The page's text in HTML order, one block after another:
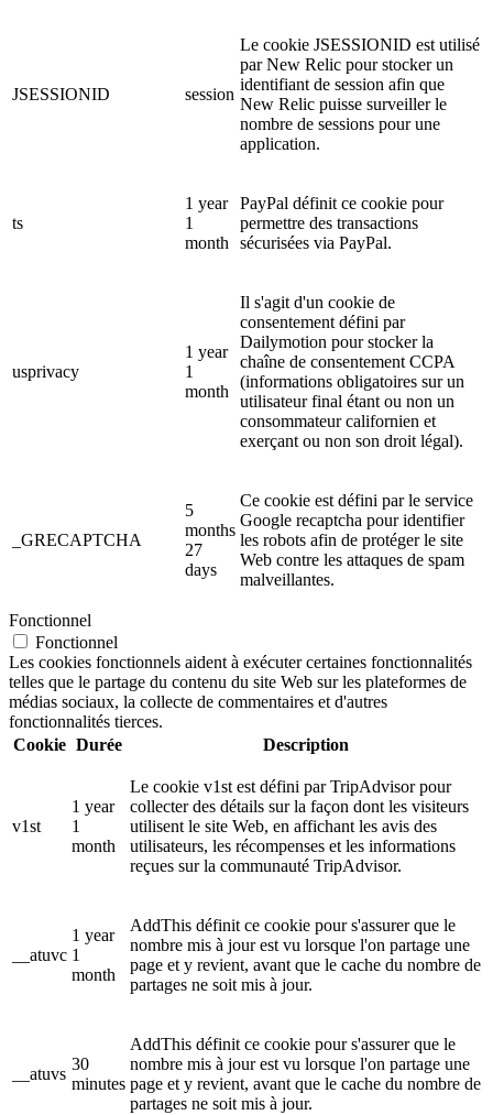
JSESSIONID session
Le cookie JSESSIONID est utilisé
par New Relic pour stocker un
identifiant de session afin que
New Relic puisse surveiller le
nombre de sessions pour une
application.
ts
1 year
1
month
PayPal définit ce cookie pour
permettre des transactions
sécurisées via PayPal.
usprivacy
1 year
1
month
Il s'agit d'un cookie de
consentement défini par
Dailymotion pour stocker la
chaîne de consentement CCPA
(informations obligatoires sur un
utilisateur final étant ou non un
consommateur californien et
exerçant ou non son droit légal).
_GRECAPTCHA
5
months
27
days
Ce cookie est défini par le service
Google recaptcha pour identifier
les robots afin de protéger le site
Web contre les attaques de spam
malveillantes.
Fonctionnel
Fonctionnel
Les cookies fonctionnels aident à exécuter certaines fonctionnalités
telles que le partage du contenu du site Web sur les plateformes de
médias sociaux, la collecte de commentaires et d'autres
fonctionnalités tierces.
Cookie Durée Description
v1st
1 year
1
month
Le cookie v1st est défini par TripAdvisor pour
collecter des détails sur la façon dont les visiteurs
utilisent le site Web, en affichant les avis des
utilisateurs, les récompenses et les informations
reçues sur la communauté TripAdvisor.
__atuvc
1 year
1
month
AddThis définit ce cookie pour s'assurer que le
nombre mis à jour est vu lorsque l'on partage une
page et y revient, avant que le cache du nombre de
partages ne soit mis à jour.
__atuvs
30
minutes
AddThis définit ce cookie pour s'assurer que le
nombre mis à jour est vu lorsque l'on partage une
page et y revient, avant que le cache du nombre de
partages ne soit mis à jour.